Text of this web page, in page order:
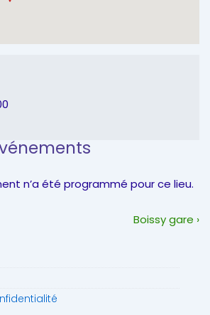
n’a été programmé pour ce lieu.
Next
Boissy gare ›